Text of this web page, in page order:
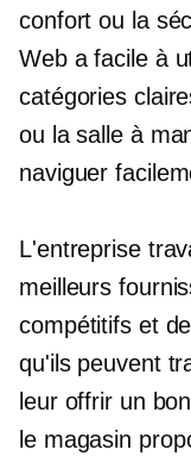
confort ou la
Web afacile à
catégories
ou la salle à
naviguer
L'entreprise
meilleurs
compétitifs et
qu'ils peuvent
leur offrir un
le magasin